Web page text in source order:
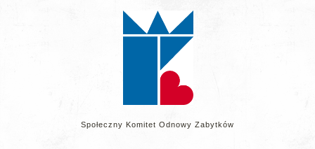
Społeczny Komitet Odnowy Zabytków